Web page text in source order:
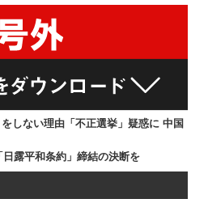
しない理由「不正選挙」疑惑に 中国
露平和条約」締結の決断を